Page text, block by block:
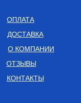
О КОМПАНИИ
КОНТАКТЫ
ОПЛАТА
ДОСТАВКА
ОТЗЫВЫ